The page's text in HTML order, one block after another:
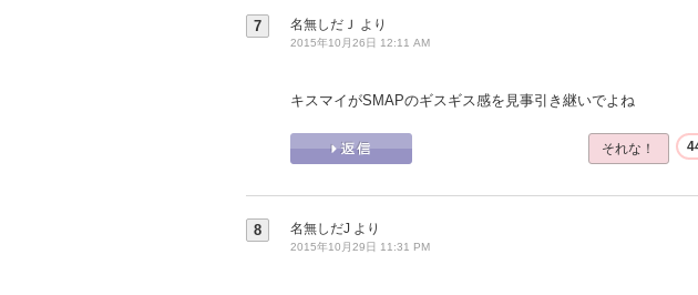
7 名無しだＪ より
2015年10月26日 12:11 AM
キスマイがSMAPのギスギス感を見事引き継いでよね
それな！
8 名無しだJ より
2015年10月29日 11:31 PM